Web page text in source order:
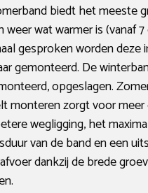
biedt het meeste
weer wat warmer is (vanaf 7
gesproken worden deze
gemonteerd. De
opgeslagen.
monteren zorgt voor meer
wegligging, het
van de band en een
dankzij de brede